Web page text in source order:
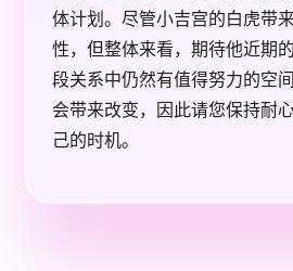
体计划。尽管小吉宫的白虎带
性，但整体来看，期待他近期
段关系中仍然有值得努力的空
会带来改变，因此请您保持耐
己的时机。